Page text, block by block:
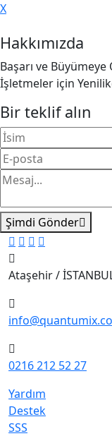
X
Hakkımızda
Başarı ve
İşletmeler için
Bir teklif alın
Şimdi Gönder
Ataşehir /
0216 212 52 27
Yardım
Destek
SSS